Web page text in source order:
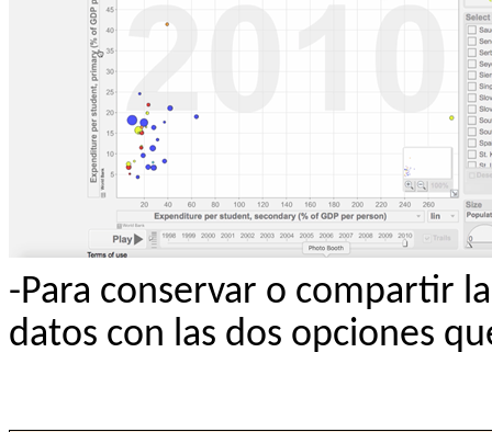
-Para conservar o compartir
datos con las dos opciones